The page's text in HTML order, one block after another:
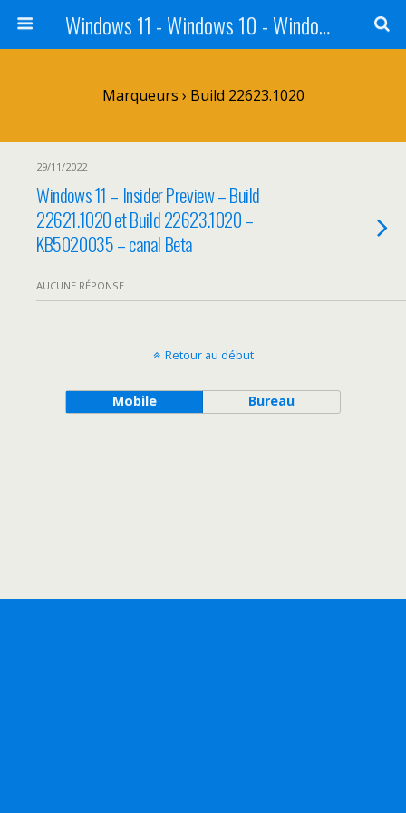
Windows 11 - Windows 10 - Windows 8 - Windows 7 - VISTA
Marqueurs › Build 22623.1020
29/11/2022
Windows 11 – Insider Preview – Build
22621.1020 et Build 22623.1020 –
KB5020035 – canal Beta
AUCUNE RÉPONSE
Retour au début
Mobile Bureau